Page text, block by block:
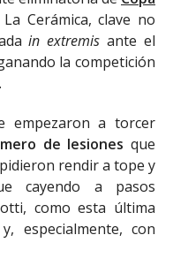
Cerámica, clave no
in extremis ante el
la competición
empezaron a torcer
de lesiones que
rendir a tope y
cayendo a pasos
como esta última
especialmente, con